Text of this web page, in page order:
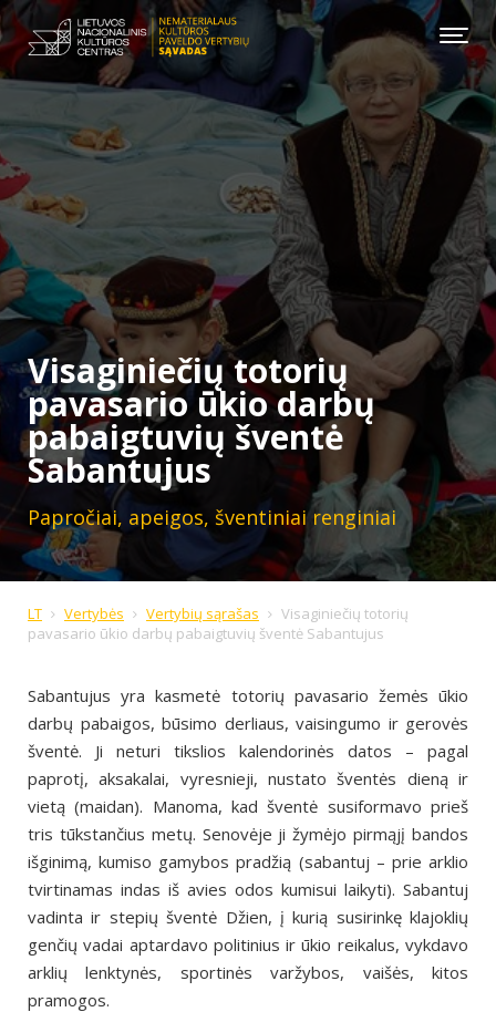
Visaginiečių totorių
pavasario ūkio darbų
pabaigtuvių šventė
Sabantujus
Papročiai, apeigos, šventiniai renginiai
LT Vertybės Vertybių sąrašas
Visaginiečių totorių
pavasario ūkio darbų pabaigtuvių šventė Sabantujus
Sabantujus yra kasmetė totorių pavasario žemės ūkio
darbų pabaigos, būsimo derliaus, vaisingumo ir gerovės
šventė. Ji neturi tikslios kalendorinės datos – pagal
paprotį, aksakalai, vyresnieji, nustato šventės dieną ir
vietą (maidan). Manoma, kad šventė susiformavo prieš
tris tūkstančius metų. Senovėje ji žymėjo pirmąjį bandos
išginimą, kumiso gamybos pradžią (sabantuj – prie arklio
tvirtinamas indas iš avies odos kumisui laikyti). Sabantuj
vadinta ir stepių šventė Džien, į kurią susirinkę klajoklių
genčių vadai aptardavo politinius ir ūkio reikalus, vykdavo
arklių lenktynės, sportinės varžybos, vaišės, kitos
pramogos.